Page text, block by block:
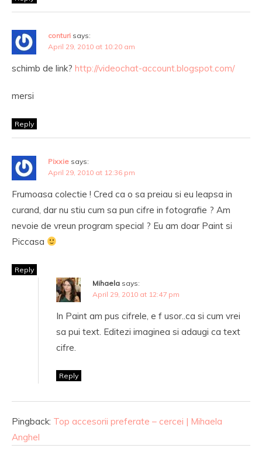
conturi says:
April 29, 2010 at 10:20 am
schimb de link? http://videochat-account.blogspot.com/
mersi
Reply
Pixxie says:
April 29, 2010 at 12:36 pm
Frumoasa colectie ! Cred ca o sa preiau si eu leapsa in
curand, dar nu stiu cum sa pun cifre in fotografie ? Am
nevoie de vreun program special ? Eu am doar Paint si
Piccasa
Reply
Mihaela says:
April 29, 2010 at 12:47 pm
In Paint am pus cifrele, e f usor..ca si cum vrei
sa pui text. Editezi imaginea si adaugi ca text
cifre.
Reply
Pingback: Top accesorii preferate – cercei | Mihaela
Anghel